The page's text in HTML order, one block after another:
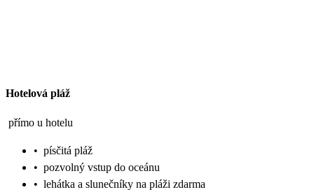
Hotelová pláž
přímo u hotelu
• písčitá pláž
• pozvolný vstup do oceánu
• lehátka a slunečníky na pláži zdarma